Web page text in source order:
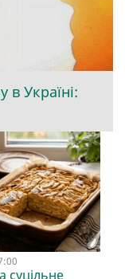
Україні:
суцільне